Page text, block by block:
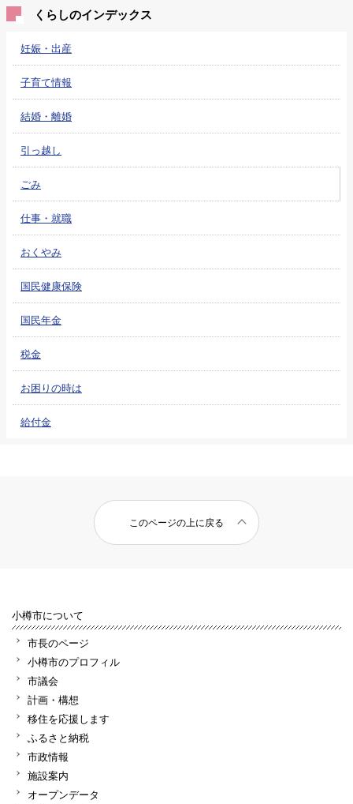
くらしのインデックス
妊娠・出産
子育て情報
結婚・離婚
引っ越し
ごみ
仕事・就職
おくやみ
国民健康保険
国民年金
税金
お困りの時は
給付金
このページの上に戻る
小樽市について
市長のページ
小樽市のプロフィル
市議会
計画・構想
移住を応援します
ふるさと納税
市政情報
施設案内
オープンデータ